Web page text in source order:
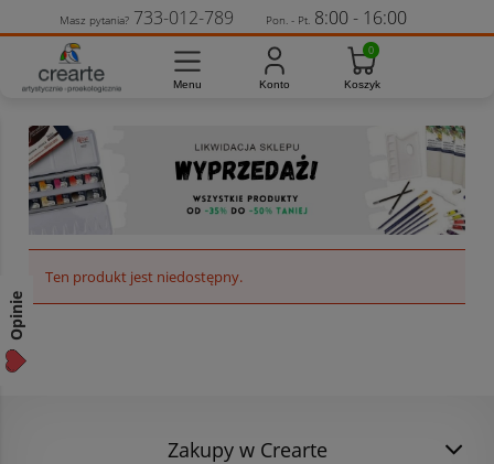
Ten produkt jest niedostępny.
Zakupy w Crearte
Masz pytania? 733-012-789 Pon. - Pt. 8:00 - 16:00
Opinie